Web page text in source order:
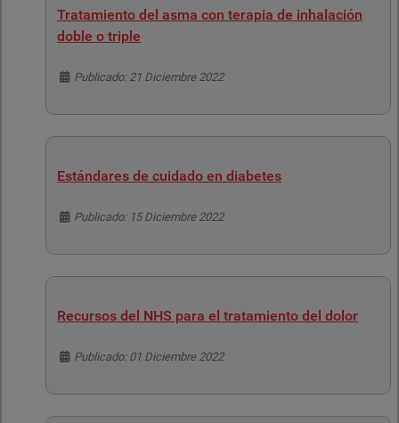
Tratamiento del asma con terapia de inhalación
doble o triple
Detalles
Publicado: 21 Diciembre 2022
Estándares de cuidado en diabetes
Detalles
Publicado: 15 Diciembre 2022
Recursos del NHS para el tratamiento del dolor
Detalles
Publicado: 01 Diciembre 2022